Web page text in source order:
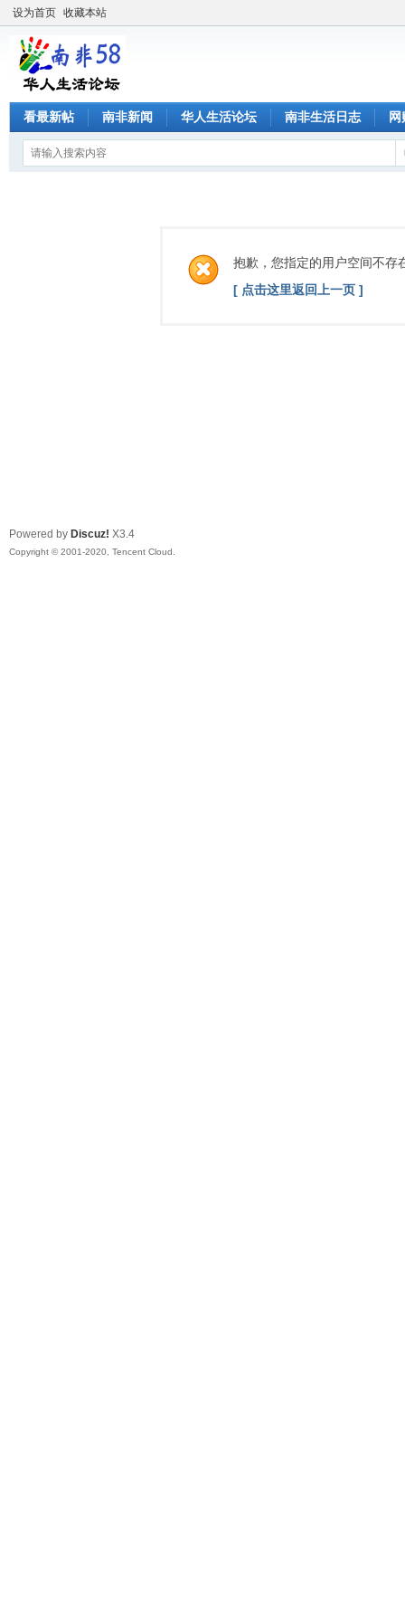
设为首页 收藏本站
看最新帖 南非新闻 华人生活论坛 南非生活日志 网
抱歉，您指定的用户空间不存
[ 点击这里返回上一页 ]
Powered by Discuz! X3.4
Copyright © 2001-2020, Tencent Cloud.